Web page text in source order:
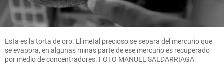
Esta es la torta de oro. El metal precioso se separa del mercurio que
se evapora, en algunas minas parte de ese mercurio es recuperado
por medio de concentradores. FOTO MANUEL SALDARRIAGA